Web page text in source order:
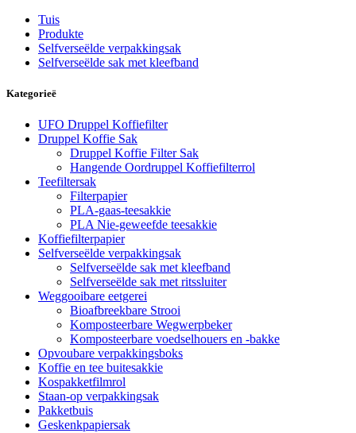
Tuis
Produkte
Selfverseëlde verpakkingsak
Selfverseëlde sak met kleefband
Kategorieë
UFO Druppel Koffiefilter
Druppel Koffie Sak
Druppel Koffie Filter Sak
Hangende Oordruppel Koffiefilterrol
Teefiltersak
Filterpapier
PLA-gaas-teesakkie
PLA Nie-geweefde teesakkie
Koffiefilterpapier
Selfverseëlde verpakkingsak
Selfverseëlde sak met kleefband
Selfverseëlde sak met ritssluiter
Weggooibare eetgerei
Bioafbreekbare Strooi
Komposteerbare Wegwerpbeker
Komposteerbare voedselhouers en -bakke
Opvoubare verpakkingsboks
Koffie en tee buitesakkie
Kospakketfilmrol
Staan-op verpakkingsak
Pakketbuis
Geskenkpapiersak